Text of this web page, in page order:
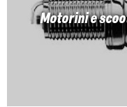
Motorini e